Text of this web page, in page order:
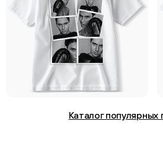
Каталог популярных